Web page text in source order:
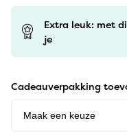
Extra leuk: met
je
Cadeauverpakking